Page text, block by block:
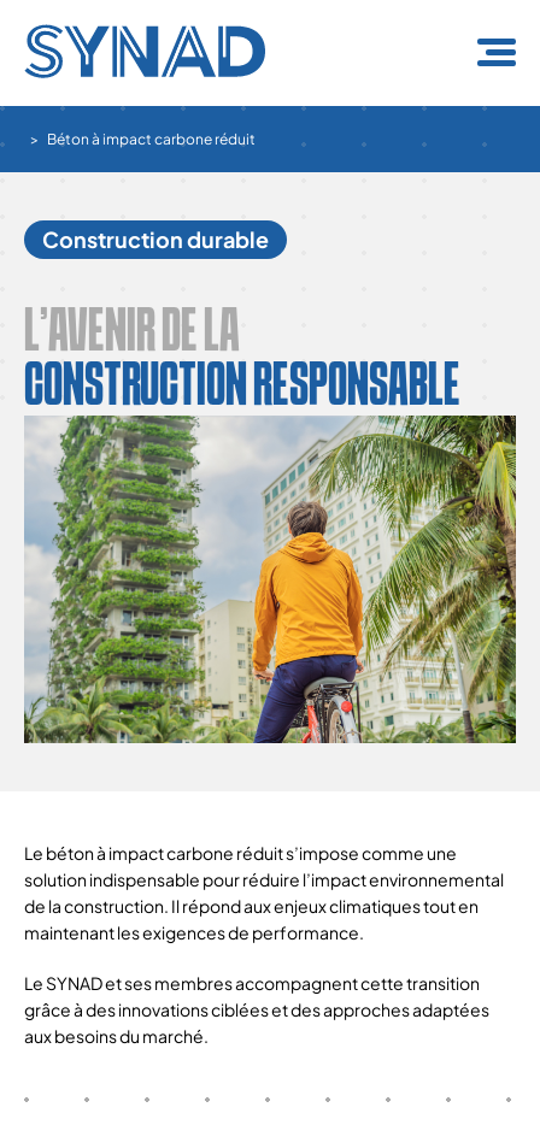
Béton à impact carbone réduit
Construction durable
L’AVENIR DE LA
CONSTRUCTION RESPONSABLE
Le béton à impact carbone réduit s’impose comme une
solution indispensable pour réduire l’impact environnemental
de la construction. Il répond aux enjeux climatiques tout en
maintenant les exigences de performance.
Le SYNAD et ses membres accompagnent cette transition
grâce à des innovations ciblées et des approches adaptées
aux besoins du marché.